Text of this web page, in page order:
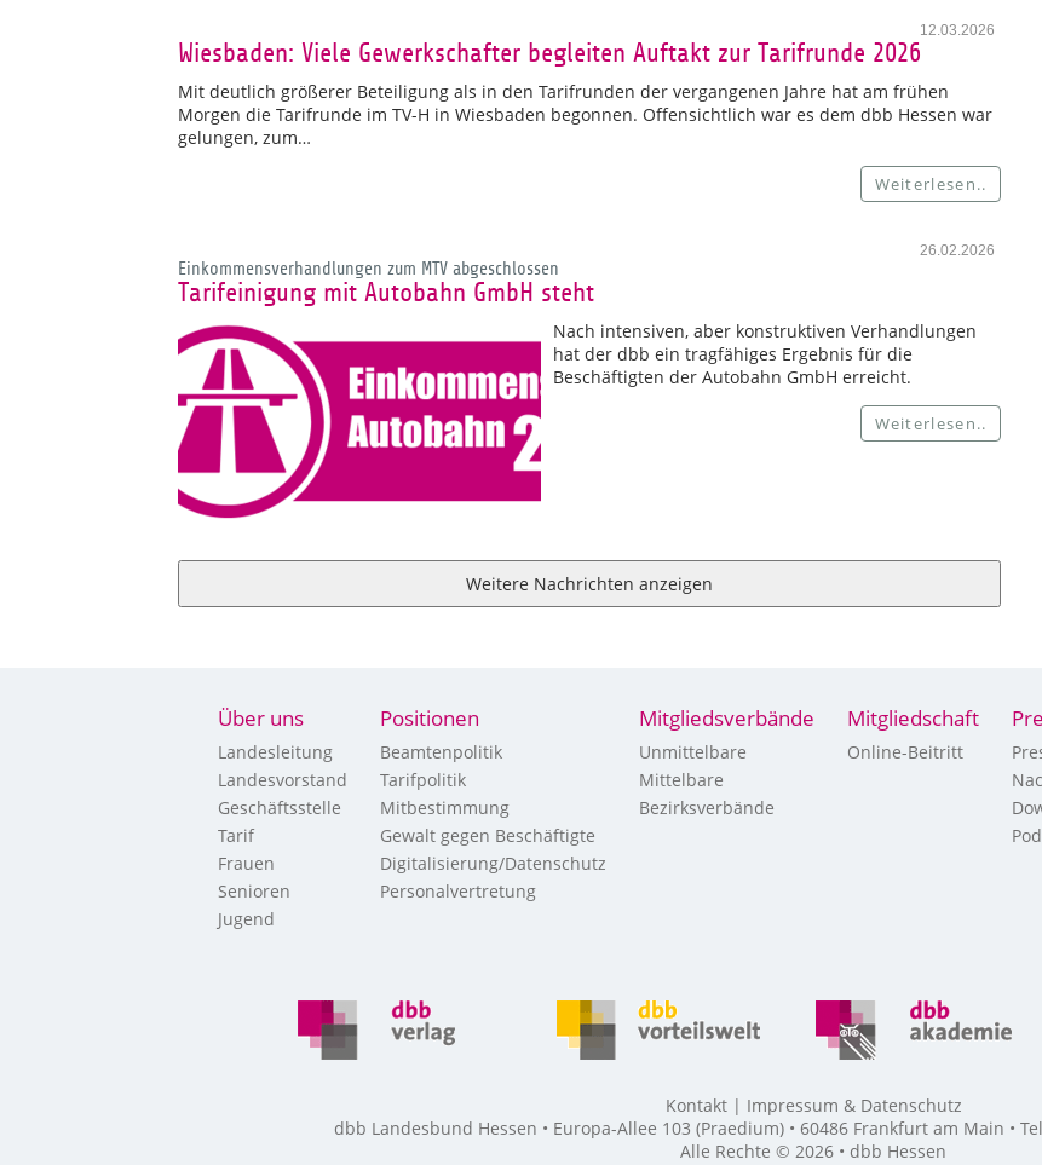
12.03.2026
Wiesbaden: Viele Gewerkschafter begleiten Auftakt zur Tarifrunde 2026
Mit deutlich größerer Beteiligung als in den Tarifrunden der vergangenen Jahre hat am frühen
Morgen die Tarifrunde im TV-H in Wiesbaden begonnen. Offensichtlich war es dem dbb Hessen war
gelungen, zum…
Weiterlesen..
26.02.2026
Einkommensverhandlungen zum MTV abgeschlossen
Tarifeinigung mit Autobahn GmbH steht
Nach intensiven, aber konstruktiven Verhandlungen
hat der dbb ein tragfähiges Ergebnis für die
Beschäftigten der Autobahn GmbH erreicht.
Weiterlesen..
Weitere Nachrichten anzeigen
Über uns
Landesleitung
Landesvorstand
Geschäftsstelle
Tarif
Frauen
Senioren
Jugend
Positionen
Beamtenpolitik
Tarifpolitik
Mitbestimmung
Gewalt gegen Beschäftigte
Digitalisierung/Datenschutz
Personalvertretung
Mitgliedsverbände
Unmittelbare
Mittelbare
Bezirksverbände
Mitgliedschaft
Online-Beitritt
Kontakt
Impressum & Datenschutz
dbb Landesbund Hessen • Europa-Allee 103 (Praedium) • 60486 Frankfurt am Main •
Alle Rechte © 2026 • dbb Hessen